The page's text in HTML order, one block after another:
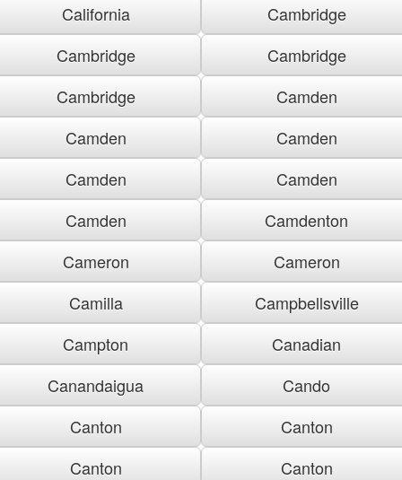
California
Cambridge
Cambridge
Cambridge
Cambridge
Camden
Camden
Camden
Camden
Camden
Camden
Camdenton
Cameron
Cameron
Camilla
Campbellsville
Campton
Canadian
Canandaigua
Cando
Canton
Canton
Canton
Canton